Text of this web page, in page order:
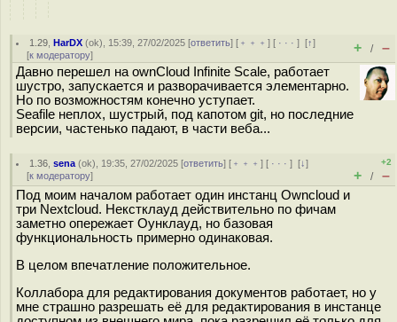
1.29 ,HarDX (ok), 15:39, 27/02/2025 [ответить] [ ﹢﹢﹢] [ · · ·][↑]
[к модератору] + / –
Давно перешел на ownCloud Infinite Scale, работает
шустро, запускается и разворачивается элементарно.
Но по возможностям конечно уступает.
Seafile неплох, шустрый, под капотом git, но последние
версии, частенько падают, в части веба...
1.36 ,sena (ok), 19:35, 27/02/2025 [ответить] [ ﹢﹢﹢] [ · · ·][↓]
[к модератору]
+2
+ / –
Под моим началом работает один инстанц Owncloud и
три Nextcloud. Некстклауд действительно по фичам
заметно опережает Оунклауд, но базовая
функциональность примерно одинаковая.
В целом впечатление положительное.
Коллабора для редактирования документов работает, но у
мне страшно разрешать её для редактирования в инстанце